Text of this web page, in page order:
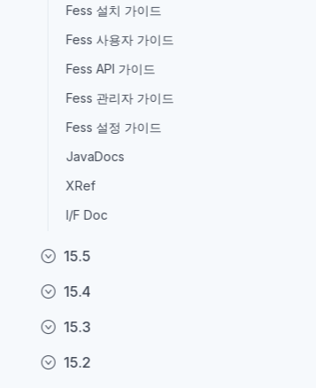
Fess 설치 가이드
Fess 사용자 가이드
Fess API 가이드
Fess 관리자 가이드
Fess 설정 가이드
JavaDocs
XRef
I/F Doc
15.5
15.4
15.3
15.2